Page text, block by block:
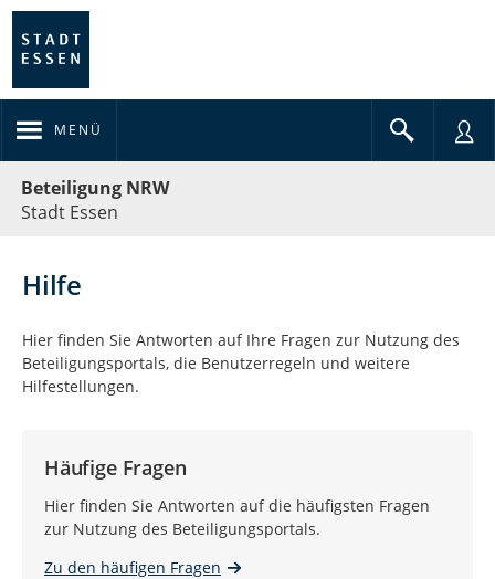
MENÜ
Beteiligung NRW
Stadt Essen
Hilfe
Hier finden Sie Antworten auf Ihre Fragen zur Nutzung des
Beteiligungsportals, die Benutzerregeln und weitere
Hilfestellungen.
Häufige Fragen
Hier finden Sie Antworten auf die häufigsten Fragen
zur Nutzung des Beteiligungsportals.
Zu den häufigen Fragen